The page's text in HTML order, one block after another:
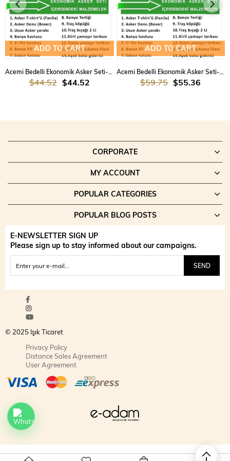
Kirli/temiz çamaşır torbaları ve çamaşır filesi, eşyalarınızın
düzenli kalmasına yardımcı olur.
ADD TO CART
Acemi Bedelli Ekonomik Asker Seti-Amasya Asker Malzemeleri
$44.52
$44.52
ADD TO CART
Acemi Bedelli Ekonomik Asker Seti-Amasya Asker Malzemeleri 3 lü Set
$55.36
$59.75
CORPORATE
MY ACCOUNT
POPULAR CATEGORIES
POPULAR BLOG POSTS
E-NEWSLETTER SIGN UP
Please sign up to stay informed about our campaigns.
SEND
© 2025 Işık Ticaret
Privacy Policy
Distance Sales Agreement
User Agreement